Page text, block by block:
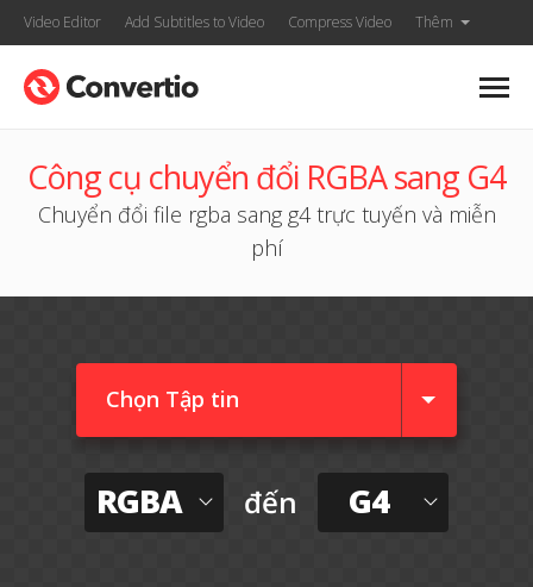
Video Editor Add Subtitles to Video Compress Video Thêm
Công cụ chuyển đổi RGBA sang G4
Chuyển đổi file rgba sang g4 trực tuyến và miễn
phí
Chọn Tập tin
RGBA đến G4